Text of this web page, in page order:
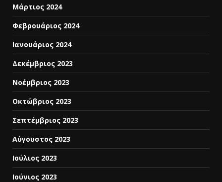
Μάρτιος 2024
Φεβρουάριος 2024
Ιανουάριος 2024
Δεκέμβριος 2023
Νοέμβριος 2023
Οκτώβριος 2023
Σεπτέμβριος 2023
Αύγουστος 2023
Ιούλιος 2023
Ιούνιος 2023